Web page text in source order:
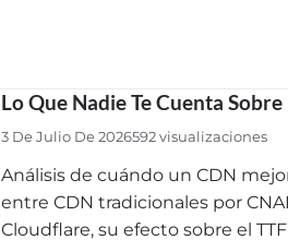
Lo Que Nadie Te Cuenta Sobre
3 De Julio De 2026592 visualizaciones
Análisis de cuándo un CDN
entre CDN tradicionales por
Cloudflare, su efecto sobre el